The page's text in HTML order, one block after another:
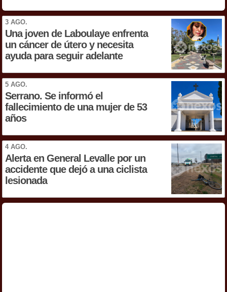
3 AGO.
Una joven de Laboulaye enfrenta
un cáncer de útero y necesita
ayuda para seguir adelante
5 AGO.
Serrano. Se informó el
fallecimiento de una mujer de 53
años
4 AGO.
Alerta en General Levalle por un
accidente que dejó a una ciclista
lesionada